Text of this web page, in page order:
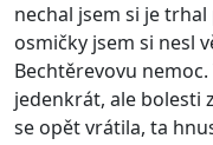
nechal jsem si je
osmičky jsem si nesl
Bechtěrevovu
jedenkrát, ale bolesti
se opět vrátila, ta